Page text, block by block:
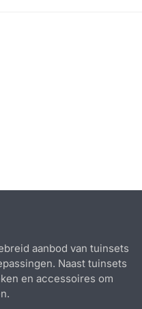
aanbod van tuinsets
Naast tuinsets
en accessoires om